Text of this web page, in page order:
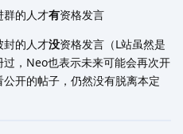
群的人才有资格发言
封的人才没资格发言（L站虽然是
，Neo也表示未来可能会再次开
开的帖子，仍然没有脱离本定